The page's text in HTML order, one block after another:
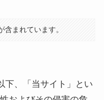
含まれています。
下、「当サイト」とい